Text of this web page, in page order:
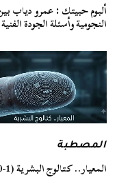
ألبوم حبيتك : عمرو دياب
النجومية وأسئلة الجودة الفنية
المصطبة
المعيار.. كتالوج البشرية (1-10)